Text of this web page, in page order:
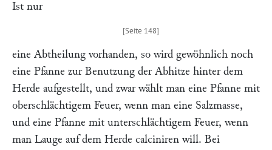
Ist nur
eine Abtheilung vorhanden, so wird gewöhnlich noch
eine Pfanne zur Benutzung der Abhitze hinter dem
Herde aufgestellt, und zwar wählt man eine Pfanne mit
oberschlächtigem Feuer, wenn man eine Salzmasse,
und eine Pfanne mit unterschlächtigem Feuer, wenn
man Lauge auf dem Herde calciniren will. Bei